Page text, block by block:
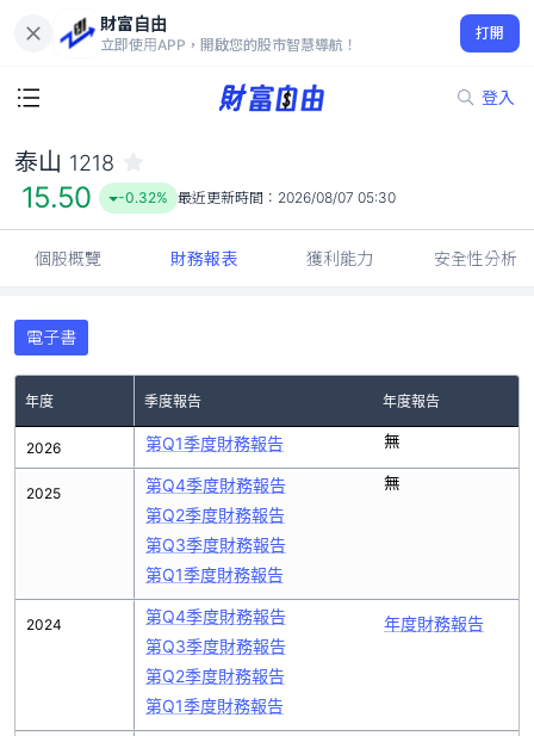
財富自由
立即使用APP，開啟您的股市智慧導航！
打開
登入
15.50
-0.32%
泰山 1218
15.50 -0.32% 最近更新時間： 2026/08/07 05:30
個股概覽 財務報表 獲利能力 安全性分析
電子書
年度 季度報告 年度報告
2026
2025
2024
第Q1季度財務報告 無
第Q4季度財務報告
第Q2季度財務報告
第Q3季度財務報告
第Q1季度財務報告
無
第Q4季度財務報告
第Q3季度財務報告
第Q2季度財務報告
第Q1季度財務報告
年度財務報告